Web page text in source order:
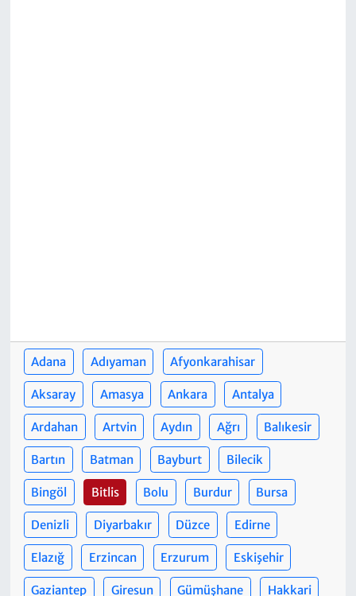
Adana Adıyaman Afyonkarahisar
Aksaray Amasya Ankara Antalya
Ardahan Artvin Aydın Ağrı Balıkesir
Bartın Batman Bayburt Bilecik
Bingöl Bitlis Bolu Burdur Bursa
Denizli Diyarbakır Düzce Edirne
Elazığ Erzincan Erzurum Eskişehir
Gaziantep Giresun Gümüşhane Hakkari